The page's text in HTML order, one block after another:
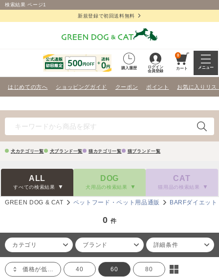
検索結果 ページ1
新規登録で初回送料無料
購入履歴
ログイン
会員登録
0
カート メニュー
はじめての方へ ショッピングガイド クーポン ポイント お気に入りリス
犬カテゴリ一覧 犬ブランド一覧 猫カテゴリ一覧 猫ブランド一覧
ALL
すべての検索結果
DOG
犬用品の検索結果
CAT
猫用品の検索結果
GREEN DOG & CAT ペットフード・ペット用品通販 BARFダイエット
0 件
カテゴリ ブランド 詳細条件
価格が低い順 40 60 80